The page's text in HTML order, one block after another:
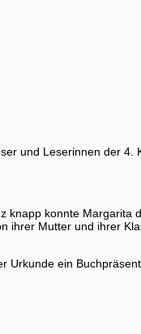
und Leserinnen der 4.
knapp konnte Margarita
ihrer Mutter und ihrer
Urkunde ein